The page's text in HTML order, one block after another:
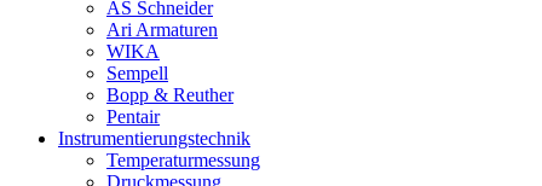
AS Schneider
Ari Armaturen
WIKA
Sempell
Bopp & Reuther
Pentair
Instrumentierungs­technik
Temperaturmessung
Druckmessung